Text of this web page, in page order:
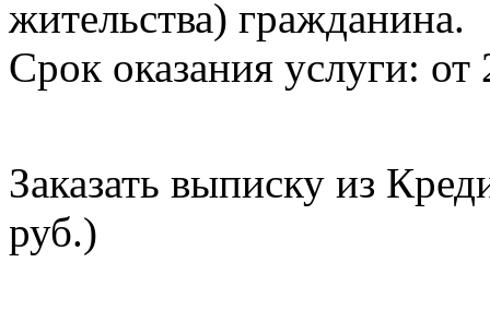
жительства) гражданина.
Срок оказания услуги: от
Заказать выписку из
руб.)